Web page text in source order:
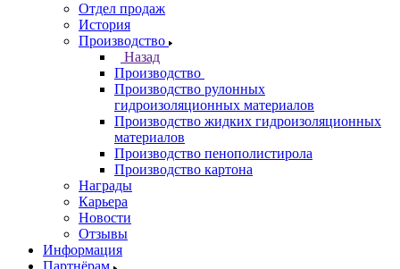
Отдел продаж
История
Производство
Назад
Производство
Производство рулонных
гидроизоляционных материалов
Производство жидких гидроизоляционных
материалов
Производство пенополистирола
Производство картона
Награды
Карьера
Новости
Отзывы
Информация
Партнёрам